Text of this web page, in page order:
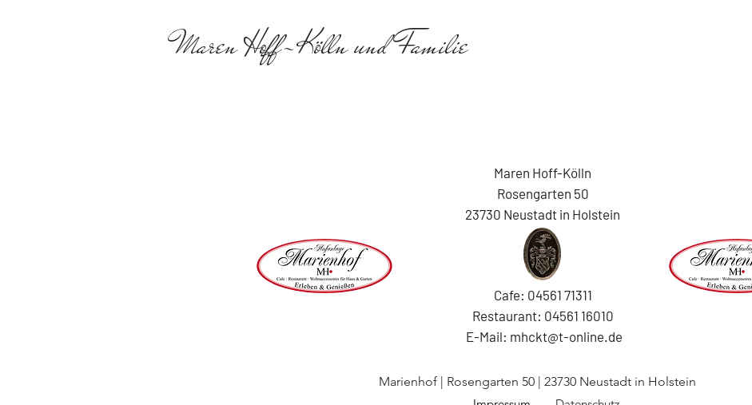
Maren Hoff-Kölln und Familie
Maren Hoff-Kölln
Rosengarten 50
23730 Neustadt in Holstein
Cafe: 04561 71311
Restaurant: 04561 16010
E-Mail: mhckt@t-online.de
Marienhof | Rosengarten 50 | 23730 Neustadt in Holstein